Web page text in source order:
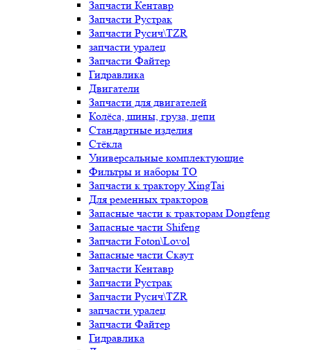
Запчасти Кентавр
Запчасти Рустрак
Запчасти Русич\TZR
запчасти уралец
Запчасти Файтер
Гидравлика
Двигатели
Запчасти для двигателей
Колёса, шины, груза, цепи
Стандартные изделия
Стёкла
Универсальные комплектующие
Фильтры и наборы ТО
Запчасти к трактору XingTai
Для ременных тракторов
Запасные части к тракторам Dongfeng
Запасные части Shifeng
Запчасти Foton\Lovol
Запасные части Скаут
Запчасти Кентавр
Запчасти Рустрак
Запчасти Русич\TZR
запчасти уралец
Запчасти Файтер
Гидравлика